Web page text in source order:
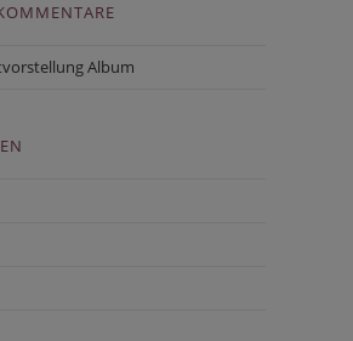
Album